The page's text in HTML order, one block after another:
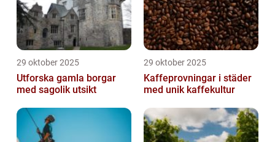
29 oktober 2025
Utforska gamla borgar
med sagolik utsikt
29 oktober 2025
Kaffeprovningar i städer
med unik kaffekultur